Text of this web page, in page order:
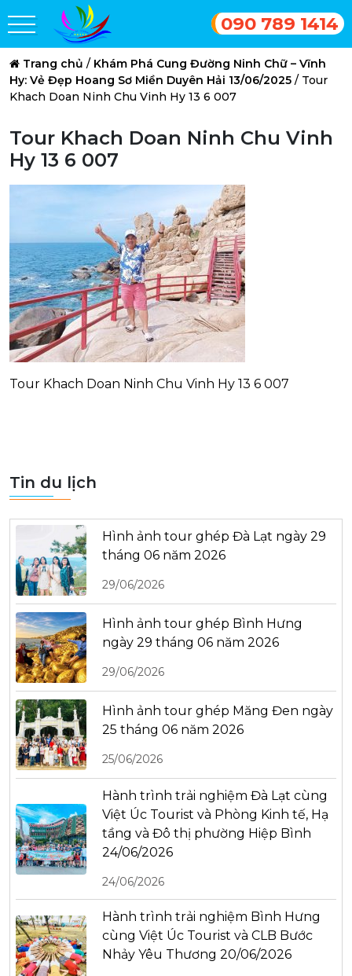
090 789 1414
Trang chủ / Khám Phá Cung Đường Ninh Chữ – Vĩnh
Hy: Vẻ Đẹp Hoang Sơ Miền Duyên Hải 13/06/2025 / Tour
Khach Doan Ninh Chu Vinh Hy 13 6 007
Tour Khach Doan Ninh Chu Vinh
Hy 13 6 007
Tour Khach Doan Ninh Chu Vinh Hy 13 6 007
Tin du lịch
Hình ảnh tour ghép Đà Lạt ngày 29
tháng 06 năm 2026
29/06/2026
Hình ảnh tour ghép Bình Hưng
ngày 29 tháng 06 năm 2026
29/06/2026
Hình ảnh tour ghép Măng Đen ngày
25 tháng 06 năm 2026
25/06/2026
Hành trình trải nghiệm Đà Lạt cùng
Việt Úc Tourist và Phòng Kinh tế, Hạ
tầng và Đô thị phường Hiệp Bình
24/06/2026
24/06/2026
Hành trình trải nghiệm Bình Hưng
cùng Việt Úc Tourist và CLB Bước
Nhảy Yêu Thương 20/06/2026